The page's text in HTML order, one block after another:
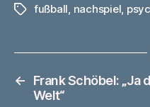
Schlagwörter
fußball nachspiel
←
Frank Schöbel: „Ja
Welt“